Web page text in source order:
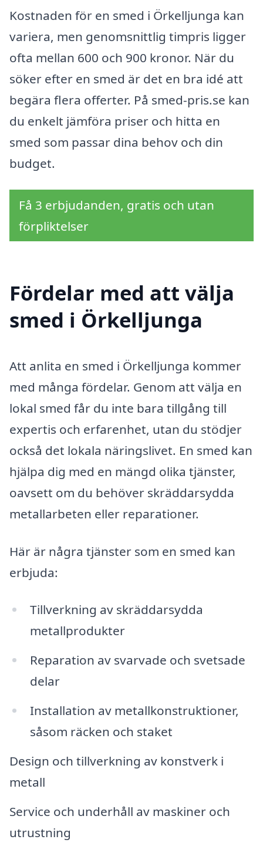
Kostnaden för en smed i Örkelljunga kan
variera, men genomsnittlig timpris ligger
ofta mellan 600 och 900 kronor. När du
söker efter en smed är det en bra idé att
begära flera offerter. På smed-pris.se kan
du enkelt jämföra priser och hitta en
smed som passar dina behov och din
budget.
Få 3 erbjudanden, gratis och utan
förpliktelser
Fördelar med att välja
smed i Örkelljunga
Att anlita en smed i Örkelljunga kommer
med många fördelar. Genom att välja en
lokal smed får du inte bara tillgång till
expertis och erfarenhet, utan du stödjer
också det lokala näringslivet. En smed kan
hjälpa dig med en mängd olika tjänster,
oavsett om du behöver skräddarsydda
metallarbeten eller reparationer.
Här är några tjänster som en smed kan
erbjuda:
Tillverkning av skräddarsydda
metallprodukter
Reparation av svarvade och svetsade
delar
Installation av metallkonstruktioner,
såsom räcken och staket
Design och tillverkning av konstverk i
metall
Service och underhåll av maskiner och
utrustning